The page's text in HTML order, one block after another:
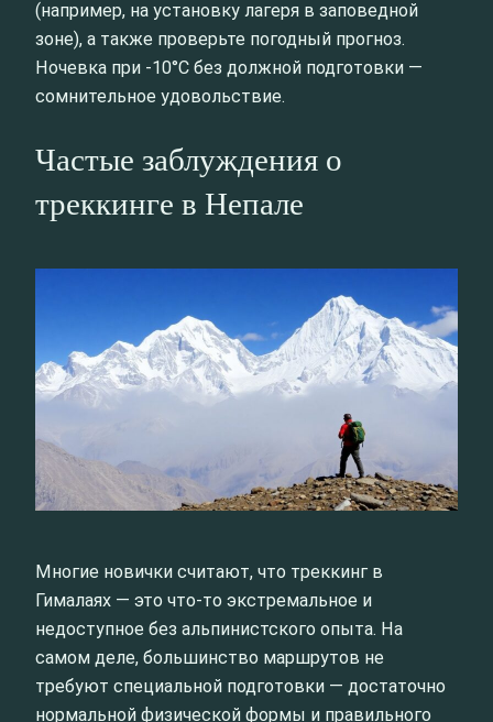
(например, на установку лагеря в заповедной
зоне), а также проверьте погодный прогноз.
Ночевка при -10°C без должной подготовки —
сомнительное удовольствие.
Частые заблуждения о
треккинге в Непале
Многие новички считают, что треккинг в
Гималаях — это что-то экстремальное и
недоступное без альпинистского опыта. На
самом деле, большинство маршрутов не
требуют специальной подготовки — достаточно
нормальной физической формы и правильного